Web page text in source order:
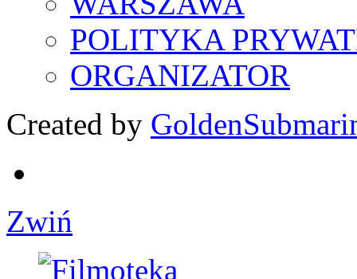
POLITYKA
ORGANIZATOR
Created by
Zwiń